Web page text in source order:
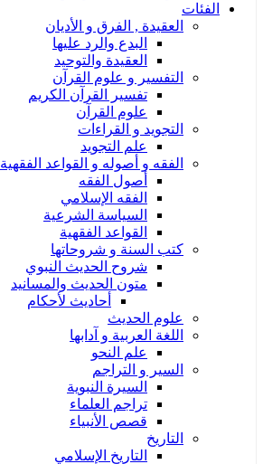
الفئات
العقيدة , الفرق و الأديان
البدع والرد عليها
العقيدة والتوحيد
التفسير و علوم القرآن
تفسير القرآن الكريم
علوم القرآن
التجويد و القراءات
علم التجويد
الفقه و أصوله و القواعد الفقهية
أصول الفقه
الفقه الإسلامي
السياسة الشرعية
القواعد الفقهية
كتب السنة و شروحاتها
شروح الحديث النبوي
متون الحديث والمسانيد
أحاديث لأحكام
علوم الحديث
اللغة العربية و آدابها
علم النحو
السير و التراجم
السيرة النبوية
تراجم العلماء
قصص الأنبياء
التاريخ
التاريخ الإسلامي